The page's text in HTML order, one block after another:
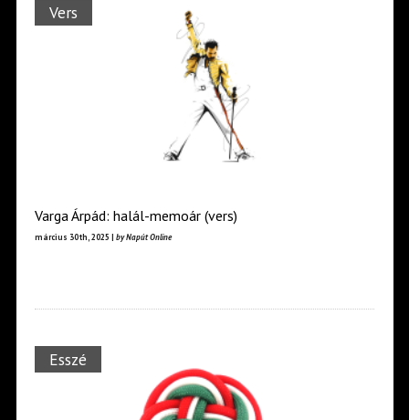
Vers
Varga Árpád: halál-memoár (vers)
március 30th, 2025 | by Napút Online
Esszé